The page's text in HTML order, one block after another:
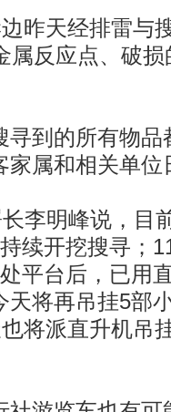
天经排雷与
属反应点、破
到的所有物品
家属和相关单位
李明峰说，目
续开挖搜寻；
平台后，已用
天将再吊挂5部
将派直升机吊